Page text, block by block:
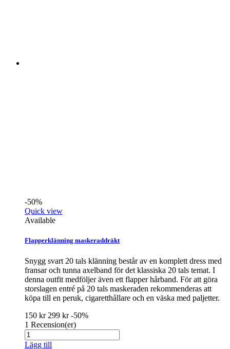
-50%
Quick view
Available
Flapperklänning maskeraddräkt
Snygg svart 20 tals klänning består av en komplett dress med
fransar och tunna axelband för det klassiska 20 tals temat. I
denna outfit medföljer även ett flapper hårband. För att göra
storslagen entré på 20 tals maskeraden rekommenderas att
köpa till en peruk, cigaretthållare och en väska med paljetter.
150 kr 299 kr-50%
1 Recension(er)
Lägg till